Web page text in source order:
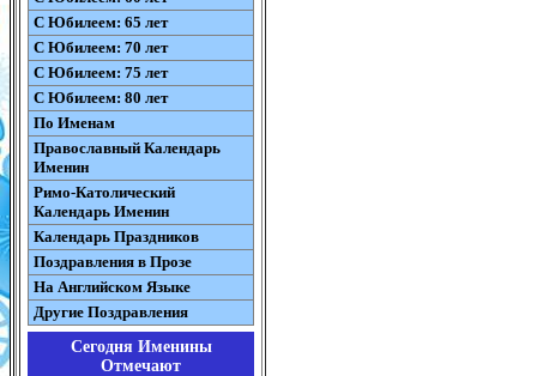
С Юбилеем: 65 лет
С Юбилеем: 70 лет
С Юбилеем: 75 лет
С Юбилеем: 80 лет
По Именам
Православный Календарь
Именин
Римо-Католический
Календарь Именин
Календарь Праздников
Поздравления в Прозе
На Английском Языке
Другие Поздравления
Сегодня Именины
Отмечают